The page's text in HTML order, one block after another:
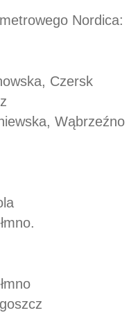
Nordica:
Czersk
Wąbrzeźno